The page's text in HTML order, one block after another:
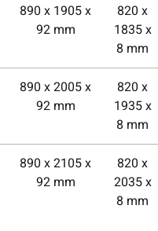
890 x 1905 x
92 mm
820 x
1835 x
8 mm
890 x 2005 x
92 mm
820 x
1935 x
8 mm
890 x 2105 x
92 mm
820 x
2035 x
8 mm